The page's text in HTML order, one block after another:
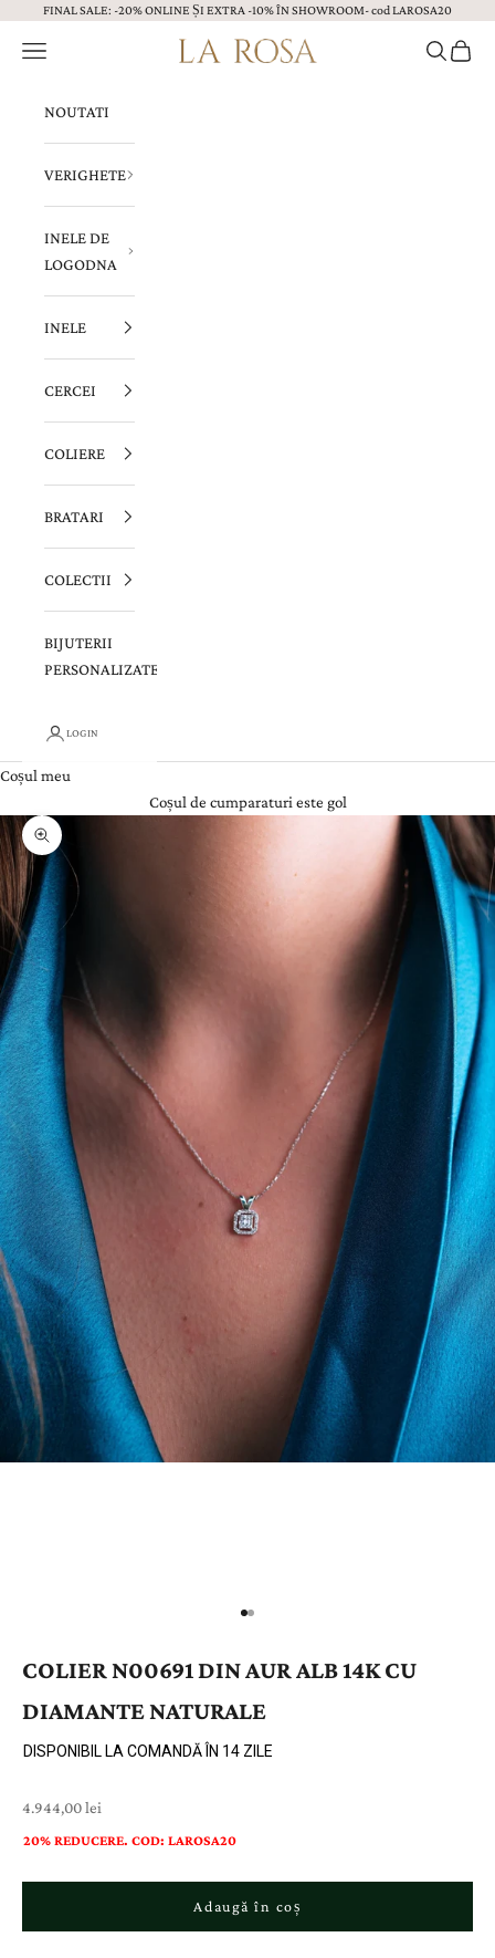
Sari la continut
FINAL SALE: -20% ONLINE ȘI EXTRA -10% ÎN SHOWROOM- cod LAROSA20
Bijuterii LA ROSA
Menu CautăCoș
NOUTATI
VERIGHETE
INELE DE
LOGODNA
INELE
CERCEI
COLIERE
BRATARI
COLECTII
BIJUTERII
PERSONALIZATE
LOGIN
Coșul meu
Coșul de cumparaturi este gol
Zoom
COLIER N00691 DIN AUR ALB 14K CU
DIAMANTE NATURALE
DISPONIBIL LA COMANDĂ ÎN 14 ZILE
Preț cu reducere
4.944,00 lei
20% REDUCERE. COD: LAROSA20
Adaugă în coș